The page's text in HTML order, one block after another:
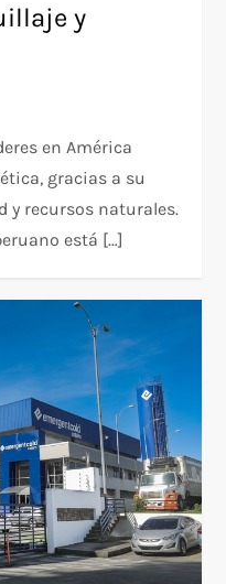
y
en América
gracias a su
y recursos naturales.
está […]